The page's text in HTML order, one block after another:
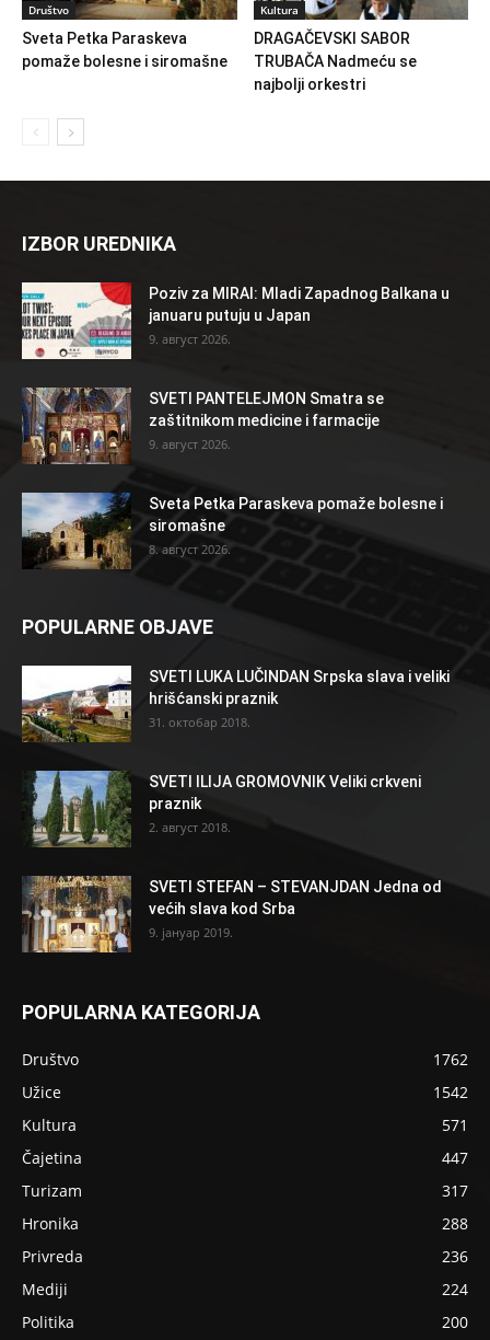
Društvo
Sveta Petka Paraskeva
pomaže bolesne i siromašne
Kultura
DRAGAČEVSKI SABOR
TRUBAČA Nadmeću se
najbolji orkestri
IZBOR UREDNIKA
Poziv za MIRAI: Mladi Zapadnog Balkana u
januaru putuju u Japan
9. август 2026.
SVETI PANTELEJMON Smatra se
zaštitnikom medicine i farmacije
9. август 2026.
Sveta Petka Paraskeva pomaže bolesne i
siromašne
8. август 2026.
POPULARNE OBJAVE
SVETI LUKA LUČINDAN Srpska slava i veliki
hrišćanski praznik
31. октобар 2018.
SVETI ILIJA GROMOVNIK Veliki crkveni
praznik
2. август 2018.
SVETI STEFAN – STEVANJDAN Jedna od
većih slava kod Srba
9. јануар 2019.
POPULARNA KATEGORIJA
Društvo
1762
Užice
1542
Kultura
571
Čajetina
447
Turizam
317
Hronika
288
Privreda
236
Mediji
224
Politika
200